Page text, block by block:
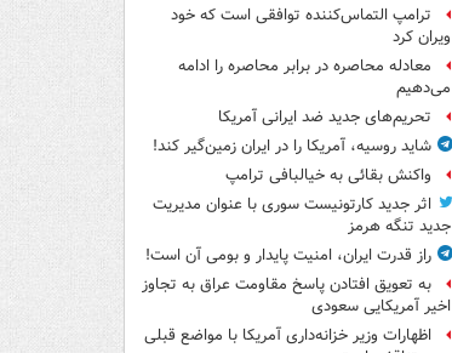
ترامپ التماس‌کننده توافقی است که خود
ویران کرد
معادله محاصره در برابر محاصره را ادامه
می‌دهیم
تحریم‌های جدید ضد ایرانی آمریکا
شاید روسیه، آمریکا را در ایران زمین‌گیر کند!
واکنش بقائی به خیالبافی ترامپ
اثر جدید کارتونیست سوری با عنوان مدیریت
جدید تنگه هرمز
راز قدرت ایران، امنیت پایدار و بومی آن است!
به تعویق افتادن پاسخ مقاومت عراق به تجاوز
اخیر آمریکایی سعودی
اظهارات وزیر خزانه‌داری آمریکا با مواضع قبلی